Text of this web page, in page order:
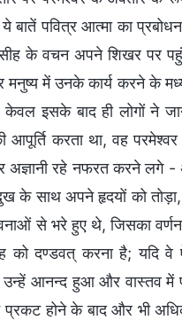
पवित्र आत्मा का
के वचन अपने शिखर पर
मनुष्य में उनके कार्य करने के
इसके बाद ही लोगों ने
आपूर्ति करता था, वह
अज्ञानी रहे नफरत करने
के साथ अपने हृदयों को
से भरे हुए थे, जिसका वर्णन
दण्डवत् करना है; यदि वे
आनन्द हुआ और वास्तव में
होने के बाद और भी